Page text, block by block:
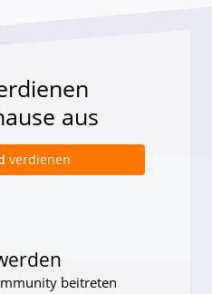
aus
verdienen
beitreten